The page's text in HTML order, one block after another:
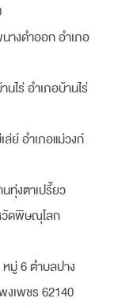
างดำออก อำเภอ
ไร่ อำเภอบ้านไร่
ล่ย์ อำเภอแม่วงก์
ทุ่งตาเปรี้ยว
วัดพิษณุโลก
มู่ 6 ตำบลปาง
งเพชร 62140